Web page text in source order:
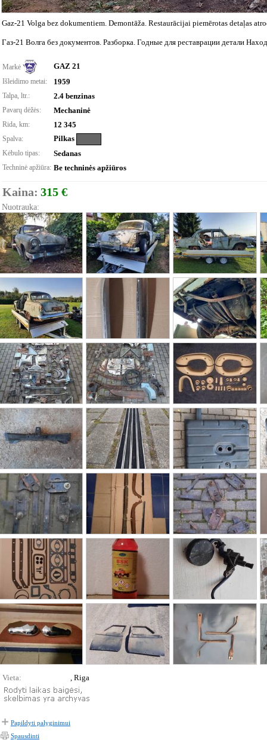
Gaz-21 Volga bez dokumentiem. Demontāža. Restaurācijai piemērotas detaļas
Газ-21 Волга без документов. Разборка. Годные для реставрации детали
Markė GAZ 21
Išleidimo metai: 1959
Talpa, ltr.: 2.4 benzinas
Pavarų dėžės: Mechaninė
Rida, km: 12 345
Spalva: Pilkas
Kėbulo tipas: Sedanas
Techninė apžiūra: Be techninės apžiūros
Kaina: 315 €
Nuotrauka:
Vieta: , Riga
Papildyti palyginimui
Spausdinti